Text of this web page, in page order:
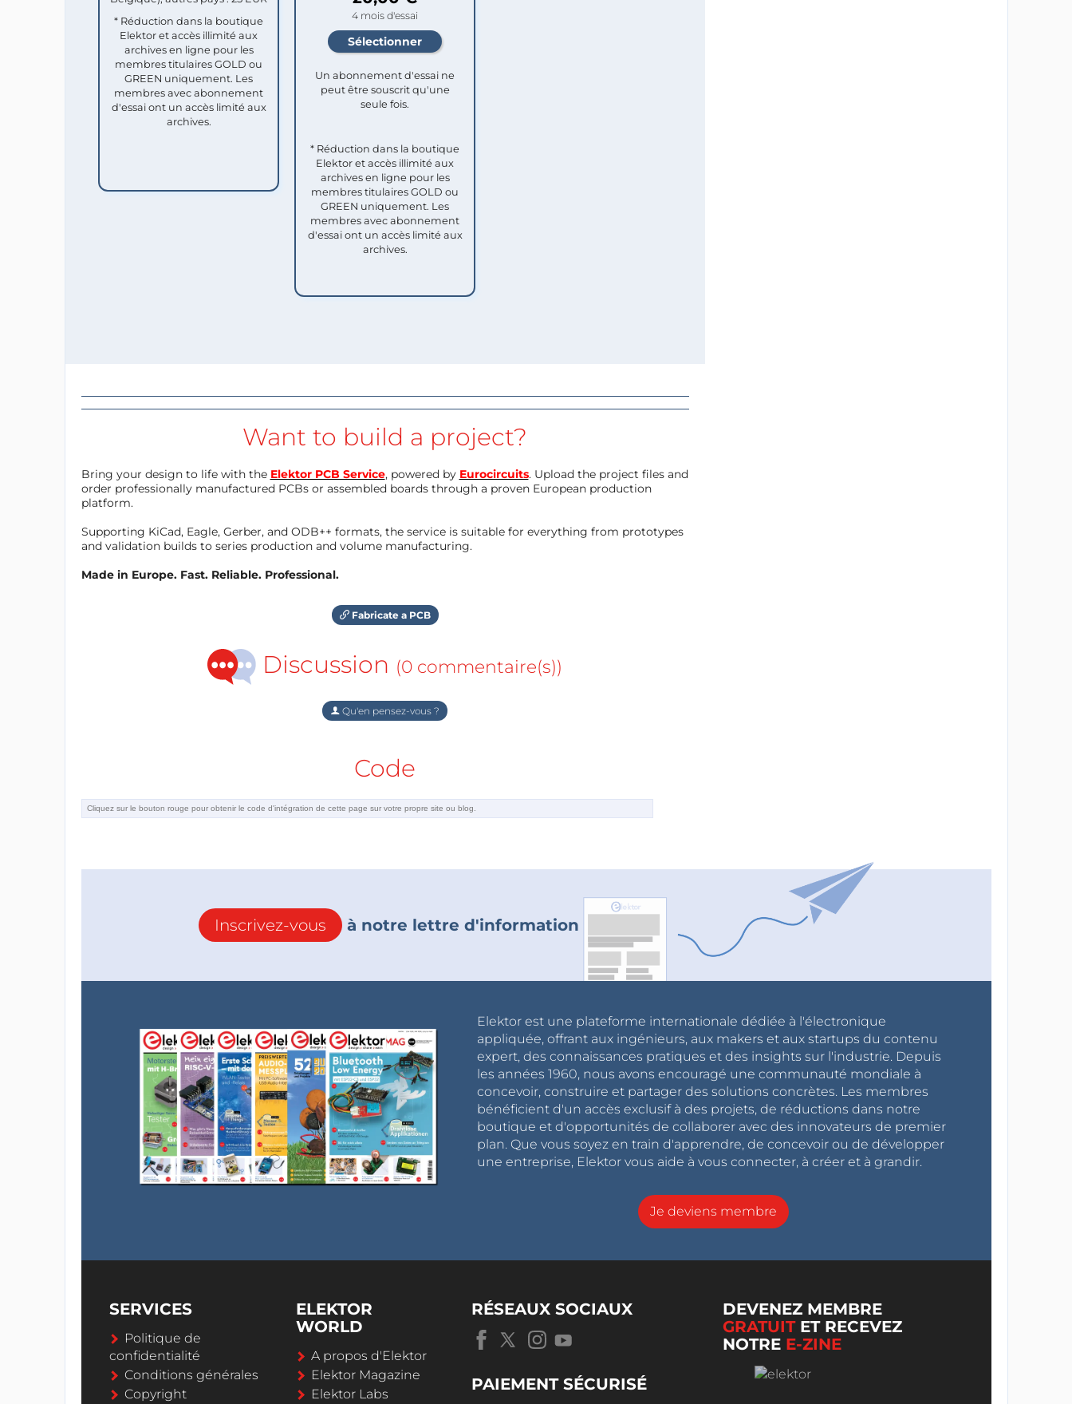
* Réduction dans la boutique
Elektor et accès illimité aux
archives en ligne pour les
membres titulaires GOLD ou
GREEN uniquement. Les
membres avec abonnement
d'essai ont un accès limité aux
archives.
4 mois d'essai
Un abonnement d'essai ne
peut être souscrit qu'une
seule fois.​
* Réduction dans la boutique
Elektor et accès illimité aux
archives en ligne pour les
membres titulaires GOLD ou
GREEN uniquement. Les
membres avec abonnement
d'essai ont un accès limité aux
archives.
Want to build a project?
Bring your design to life with the Elektor PCB Service, powered by Eurocircuits. Upload the project files and
order professionally manufactured PCBs or assembled boards through a proven European production
platform.
Supporting KiCad, Eagle, Gerber, and ODB++ formats, the service is suitable for everything from prototypes
and validation builds to series production and volume manufacturing.
Made in Europe. Fast. Reliable. Professional.
Fabricate a PCB
Discussion (0 commentaire(s))
Qu'en pensez-vous ?
Code
Inscrivez-vous à notre lettre d'information
Elektor est une plateforme internationale dédiée à l'électronique
appliquée, offrant aux ingénieurs, aux makers et aux startups du contenu
expert, des connaissances pratiques et des insights sur l'industrie. Depuis
les années 1960, nous avons encouragé une communauté mondiale à
concevoir, construire et partager des solutions concrètes. Les membres
bénéficient d'un accès exclusif à des projets, de réductions dans notre
boutique et d'opportunités de collaborer avec des innovateurs de premier
plan. Que vous soyez en train d'apprendre, de concevoir ou de développer
une entreprise, Elektor vous aide à vous connecter, à créer et à grandir.
Je deviens membre
SERVICES
Politique de
confidentialité
Conditions générales
Copyright
ELEKTOR
WORLD
A propos d'Elektor
Elektor Magazine
Elektor Labs
RÉSEAUX SOCIAUX
PAIEMENT SÉCURISÉ
DEVENEZ MEMBRE
GRATUITET RECEVEZ
NOTRE E-ZINE